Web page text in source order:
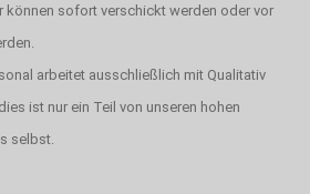
können sofort verschickt werden oder vor
arbeitet ausschließlich mit Qualitativ
ist nur ein Teil von unseren hohen
selbst.